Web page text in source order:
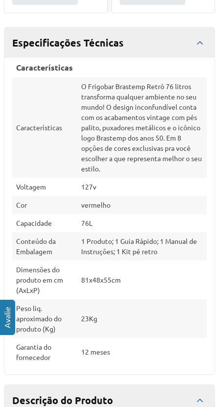
Especificações Técnicas
Características
Características
O Frigobar Brastemp Retrô 76 litros
transforma qualquer ambiente no seu
mundo! O design inconfundível conta
com os acabamentos vintage com pés
palito, puxadores metálicos e o icônico
logo Brastemp dos anos 50. Em 8
opções de cores exclusivas pra você
escolher a que representa melhor o seu
estilo.
Voltagem 127v
Cor vermelho
Capacidade 76L
Conteúdo da
Embalagem
1 Produto; 1 Guia Rápido; 1 Manual de
Instruções; 1 Kit pé retro
Dimensões do
produto em cm
(AxLxP)
81x48x55cm
Peso liq.
aproximado do
produto (Kg)
23Kg
Garantia do
fornecedor
12 meses
Descrição do Produto